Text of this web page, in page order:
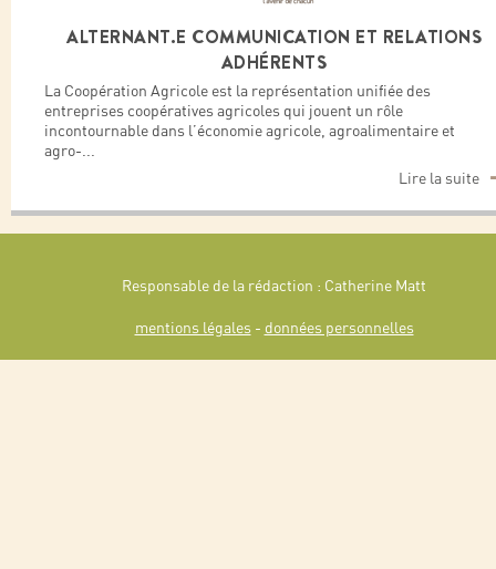
ALTERNANT.E COMMUNICATION ET RELATIONS
ADHÉRENTS
La Coopération Agricole est la représentation unifiée des
entreprises coopératives agricoles qui jouent un rôle
incontournable dans l’économie agricole, agroalimentaire et
agro-...
Lire la suite
Responsable de la rédaction : Catherine Matt
mentions légales - données personnelles